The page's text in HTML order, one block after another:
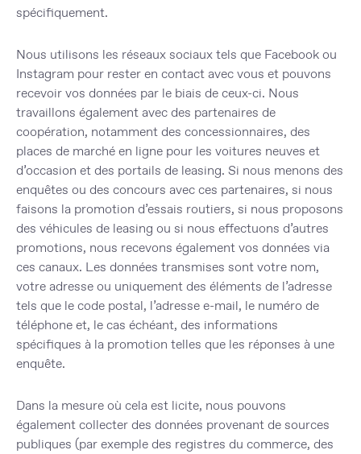
spécifiquement.
Nous utilisons les réseaux sociaux tels que Facebook ou
Instagram pour rester en contact avec vous et pouvons
recevoir vos données par le biais de ceux-ci. Nous
travaillons également avec des partenaires de
coopération, notamment des concessionnaires, des
places de marché en ligne pour les voitures neuves et
d’occasion et des portails de leasing. Si nous menons des
enquêtes ou des concours avec ces partenaires, si nous
faisons la promotion d’essais routiers, si nous proposons
des véhicules de leasing ou si nous effectuons d’autres
promotions, nous recevons également vos données via
ces canaux. Les données transmises sont votre nom,
votre adresse ou uniquement des éléments de l’adresse
tels que le code postal, l’adresse e-mail, le numéro de
téléphone et, le cas échéant, des informations
spécifiques à la promotion telles que les réponses à une
enquête.
Dans la mesure où cela est licite, nous pouvons
également collecter des données provenant de sources
publiques (par exemple des registres du commerce, des